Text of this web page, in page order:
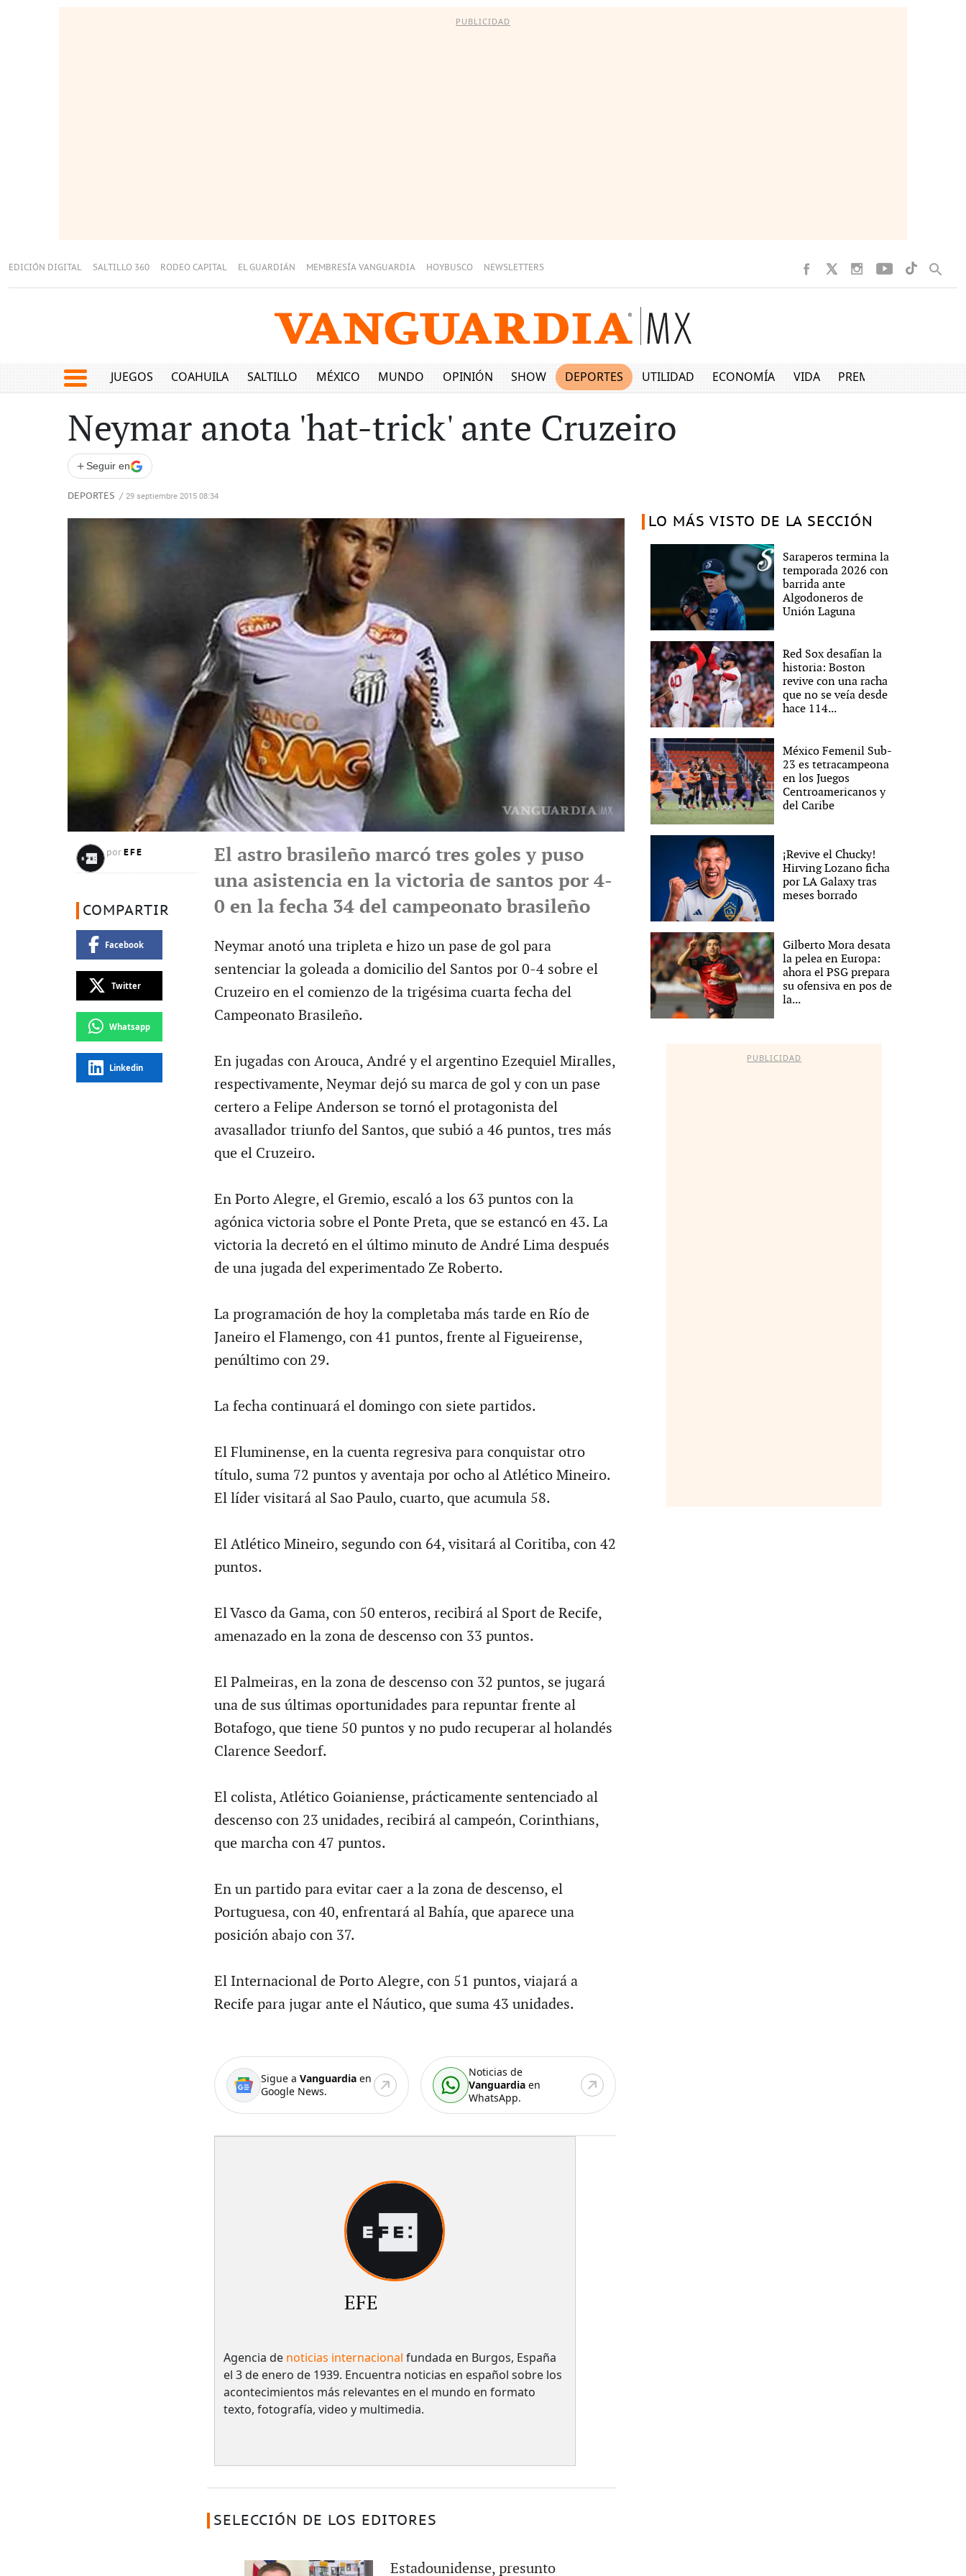
PUBLICIDAD
EDICIÓN DIGITAL SALTILLO 360 RODEO CAPITAL EL GUARDIÁN MEMBRESÍA VANGUARDIA HOYBUSCO NEWSLETTERS
JUEGOS COAHUILA SALTILLO MÉXICO MUNDO OPINIÓN SHOW DEPORTES UTILIDAD ECONOMÍA VIDA PREMIUM
Neymar anota 'hat-trick' ante Cruzeiro
+ Seguir en
DEPORTES / 29 septiembre 2015 08:34
por EFE
COMPARTIR
Facebook
Twitter
Whatsapp
Linkedin
El astro brasileño marcó tres goles y puso
una asistencia en la victoria de santos por 4-
0 en la fecha 34 del campeonato brasileño
Neymar anotó una tripleta e hizo un pase de gol para
sentenciar la goleada a domicilio del Santos por 0-4 sobre el
Cruzeiro en el comienzo de la trigésima cuarta fecha del
Campeonato Brasileño.
En jugadas con Arouca, André y el argentino Ezequiel Miralles,
respectivamente, Neymar dejó su marca de gol y con un pase
certero a Felipe Anderson se tornó el protagonista del
avasallador triunfo del Santos, que subió a 46 puntos, tres más
que el Cruzeiro.
En Porto Alegre, el Gremio, escaló a los 63 puntos con la
agónica victoria sobre el Ponte Preta, que se estancó en 43. La
victoria la decretó en el último minuto de André Lima después
de una jugada del experimentado Ze Roberto.
La programación de hoy la completaba más tarde en Río de
Janeiro el Flamengo, con 41 puntos, frente al Figueirense,
penúltimo con 29.
La fecha continuará el domingo con siete partidos.
El Fluminense, en la cuenta regresiva para conquistar otro
título, suma 72 puntos y aventaja por ocho al Atlético Mineiro.
El líder visitará al Sao Paulo, cuarto, que acumula 58.
El Atlético Mineiro, segundo con 64, visitará al Coritiba, con 42
puntos.
El Vasco da Gama, con 50 enteros, recibirá al Sport de Recife,
amenazado en la zona de descenso con 33 puntos.
El Palmeiras, en la zona de descenso con 32 puntos, se jugará
una de sus últimas oportunidades para repuntar frente al
Botafogo, que tiene 50 puntos y no pudo recuperar al holandés
Clarence Seedorf.
El colista, Atlético Goianiense, prácticamente sentenciado al
descenso con 23 unidades, recibirá al campeón, Corinthians,
que marcha con 47 puntos.
En un partido para evitar caer a la zona de descenso, el
Portuguesa, con 40, enfrentará al Bahía, que aparece una
posición abajo con 37.
El Internacional de Porto Alegre, con 51 puntos, viajará a
Recife para jugar ante el Náutico, que suma 43 unidades.
Sigue a Vanguardiaen
Google News.
Noticias de
Vanguardia en
WhatsApp.
EFE
Agencia de noticias internacional fundada en Burgos, España
el 3 de enero de 1939. Encuentra noticias en español sobre los
acontecimientos más relevantes en el mundo en formato
texto, fotografía, video y multimedia.
SELECCIÓN DE LOS EDITORES
Estadounidense, presunto
LO MÁS VISTO DE LA SECCIÓN
Saraperos termina la
temporada 2026 con
barrida ante
Algodoneros de
Unión Laguna
Red Sox desafían la
historia: Boston
revive con una racha
que no se veía desde
hace 114...
México Femenil Sub-
23 es tetracampeona
en los Juegos
Centroamericanos y
del Caribe
¡Revive el Chucky!
Hirving Lozano ficha
por LA Galaxy tras
meses borrado
Gilberto Mora desata
la pelea en Europa:
ahora el PSG prepara
su ofensiva en pos de
la...
PUBLICIDAD